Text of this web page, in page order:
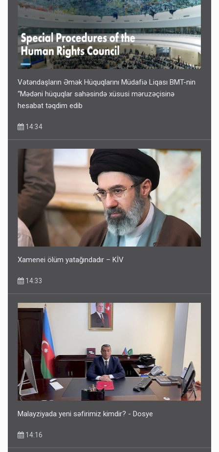
Vətəndaşların Əmək Hüquqlarını Müdafiə Liqası BMT-nin
“Mədəni hüquqlar sahəsində xüsusi məruzəçisinə
hesabat təqdim edib
14:34
Xamenei ölüm yatağındadır – KİV
14:33
Malayziyada yeni səfirimiz kimdir? - Dosye
14:16